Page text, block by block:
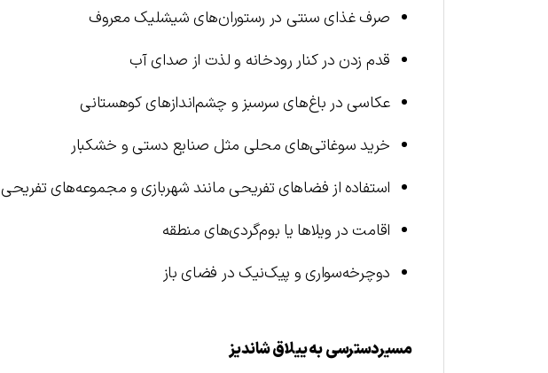
صرف غذای سنتی در رستوران‌های شیشلیک معروف
قدم زدن در کنار رودخانه و لذت از صدای آب
عکاسی در باغ‌های سرسبز و چشم‌اندازهای کوهستانی
خرید سوغاتی‌های محلی مثل صنایع دستی و خشکبار
استفاده از فضاهای تفریحی مانند شهربازی و مجموعه‌های تفریحی
اقامت در ویلاها یا بوم‌گردی‌های منطقه
دوچرخه‌سواری و پیک‌نیک در فضای باز
مسیردسترسی به ییلاق شاندیز